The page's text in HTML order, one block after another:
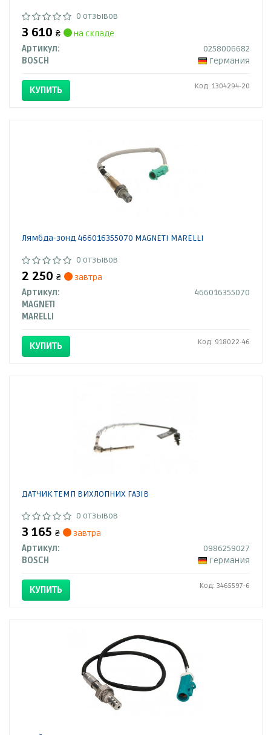
0 отзывов
3 610 ₴
на складе
Артикул:
0258006682
BOSCH
Германия
КУПИТЬ Код: 1304294-20
Лямбда-зонд 466016355070 MAGNETI MARELLI
0 отзывов
2 250 ₴
завтра
Артикул:
466016355070
MAGNETI
MARELLI
КУПИТЬ Код: 918022-46
ДАТЧИК ТЕМП ВИХЛОПНИХ ГАЗІВ
0 отзывов
3 165 ₴
завтра
Артикул:
0986259027
BOSCH
Германия
КУПИТЬ Код: 3465597-6